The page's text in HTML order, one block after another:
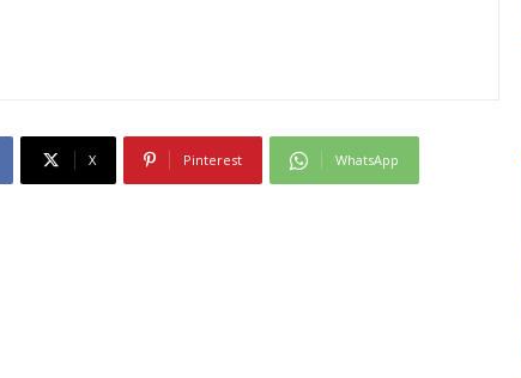
X Pinterest WhatsApp